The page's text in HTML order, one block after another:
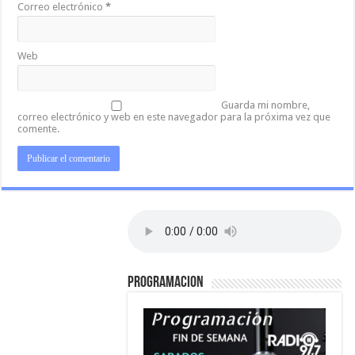
Correo electrónico*
Web
Guarda mi nombre,
correo electrónico y web en este navegador para la próxima vez que
comente.
PROGRAMACION